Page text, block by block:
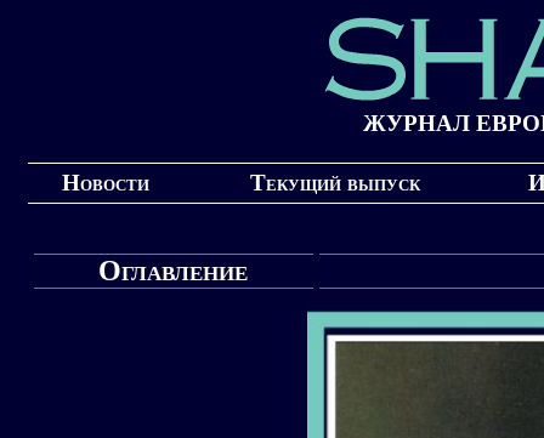
ЖУРНАЛ
Новости Текущий выпуск
Оглавление